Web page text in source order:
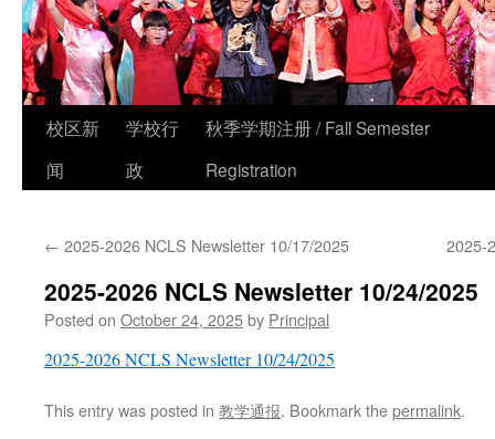
Skip
校区新
闻
学校行
政
秋季学期注册 / Fall Semester
Registration
← 2025-2026 NCLS Newsletter 10/17/2025 2025-
2025-2026 NCLS Newsletter 10/24/2025
Posted on October 24, 2025by Principal
2025-2026 NCLS Newsletter 10/24/2025
This entry was posted in 教学通报. Bookmark thepermalink.